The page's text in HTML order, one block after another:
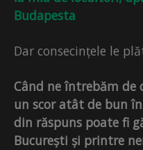
Budapesta
Dar consecințele le
Când ne întrebăm de
un scor atât de bun
din răspuns poate fi
București și printre